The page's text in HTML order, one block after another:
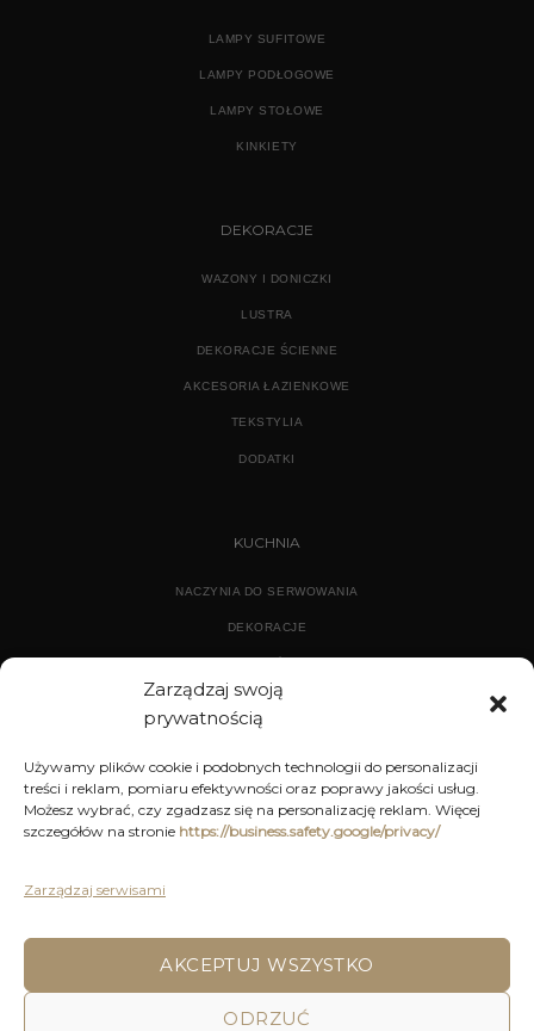
Zarządzaj swoją
prywatnością
Używamy plików cookie i podobnych technologii do personalizacji
treści i reklam, pomiaru efektywności oraz poprawy jakości usług.
Możesz wybrać, czy zgadzasz się na personalizację reklam. Więcej
szczegółów na stronie https://business.safety.google/privacy/
Zarządzaj serwisami
AKCEPTUJ WSZYSTKO
ODRZUĆ
LAMPY SUFITOWE
LAMPY PODŁOGOWE
LAMPY STOŁOWE
KINKIETY
DEKORACJE
WAZONY I DONICZKI
LUSTRA
DEKORACJE ŚCIENNE
AKCESORIA ŁAZIENKOWE
TEKSTYLIA
DODATKI
KUCHNIA
NACZYNIA DO SERWOWANIA
DEKORACJE
DEKORACJE
KUCHNIA
POLITYKA PRYWATNOŚCI
REGULAMIN SKLEPU ON-LINE